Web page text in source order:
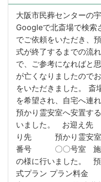
大阪市民葬センターの
Googleで北斎場で検索
でご依頼をいただき、
式が終了するまでの流
で、ご参考になればと
が亡くなりましたので
をいただきました。 斎
を希望され、自宅へ連
預かり霊安室へ安置す
いました。 お迎え
り先 預かり霊安
番号 〇〇号室 施設
の様に行いました。
式プラン プラン料